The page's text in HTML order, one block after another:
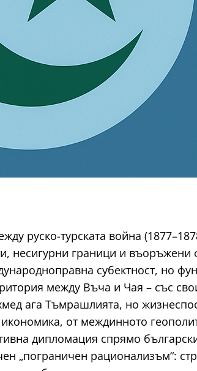
руско-турската война
несигурни граници и
субектност, но
между Въча и Чая – със
ага Тъмрашлията, но
от междинното
дипломация спрямо
„пограничен рационализъм“: